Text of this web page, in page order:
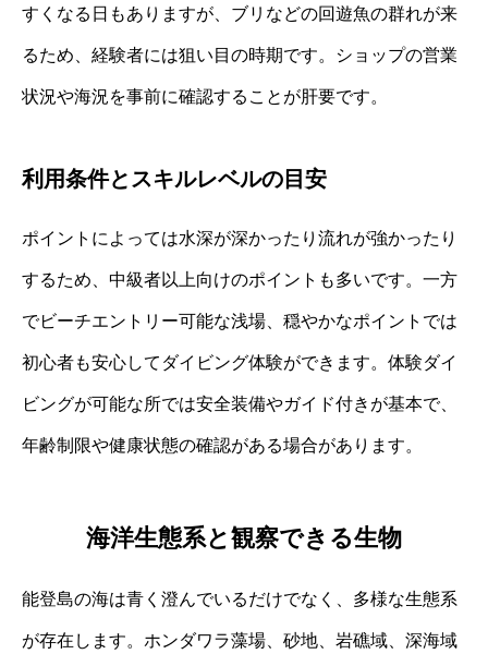
すくなる日もありますが、ブリなどの回遊魚の群れが来
るため、経験者には狙い目の時期です。ショップの営業
状況や海況を事前に確認することが肝要です。
利用条件とスキルレベルの目安
ポイントによっては水深が深かったり流れが強かったり
するため、中級者以上向けのポイントも多いです。一方
でビーチエントリー可能な浅場、穏やかなポイントでは
初心者も安心してダイビング体験ができます。体験ダイ
ビングが可能な所では安全装備やガイド付きが基本で、
年齢制限や健康状態の確認がある場合があります。
海洋生態系と観察できる生物
能登島の海は青く澄んでいるだけでなく、多様な生態系
が存在します。ホンダワラ藻場、砂地、岩礁域、深海域